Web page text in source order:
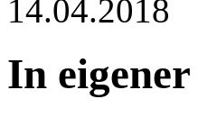
14.04.2018
In eigener